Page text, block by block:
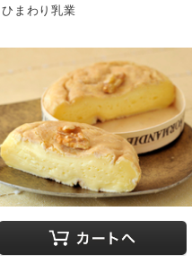
ひまわり乳業